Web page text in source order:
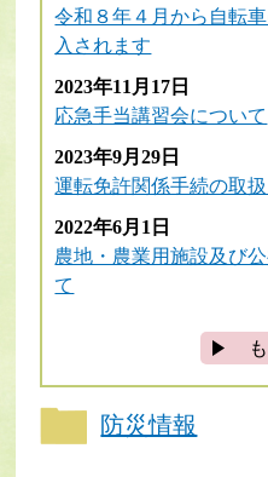
令和８年４月から自転
入されます
2023年11月17日
応急手当講習会について
2023年9月29日
運転免許関係手続の取
2022年6月1日
農地・農業用施設及び
て
防災情報